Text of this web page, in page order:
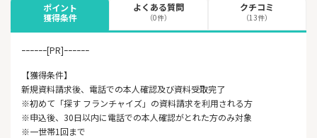
ポイント
獲得条件
よくある質問
（0件）
クチコミ
（13件）
ｰｰｰｰｰｰ[PR]ｰｰｰｰｰｰ
【獲得条件】
新規資料請求後、電話での本人確認及び資料受取完了
※初めて「探す フランチャイズ」の資料請求を利用される方
※申込後、30日以内に電話での本人確認がとれた方のみ対象
※一世帯1回まで